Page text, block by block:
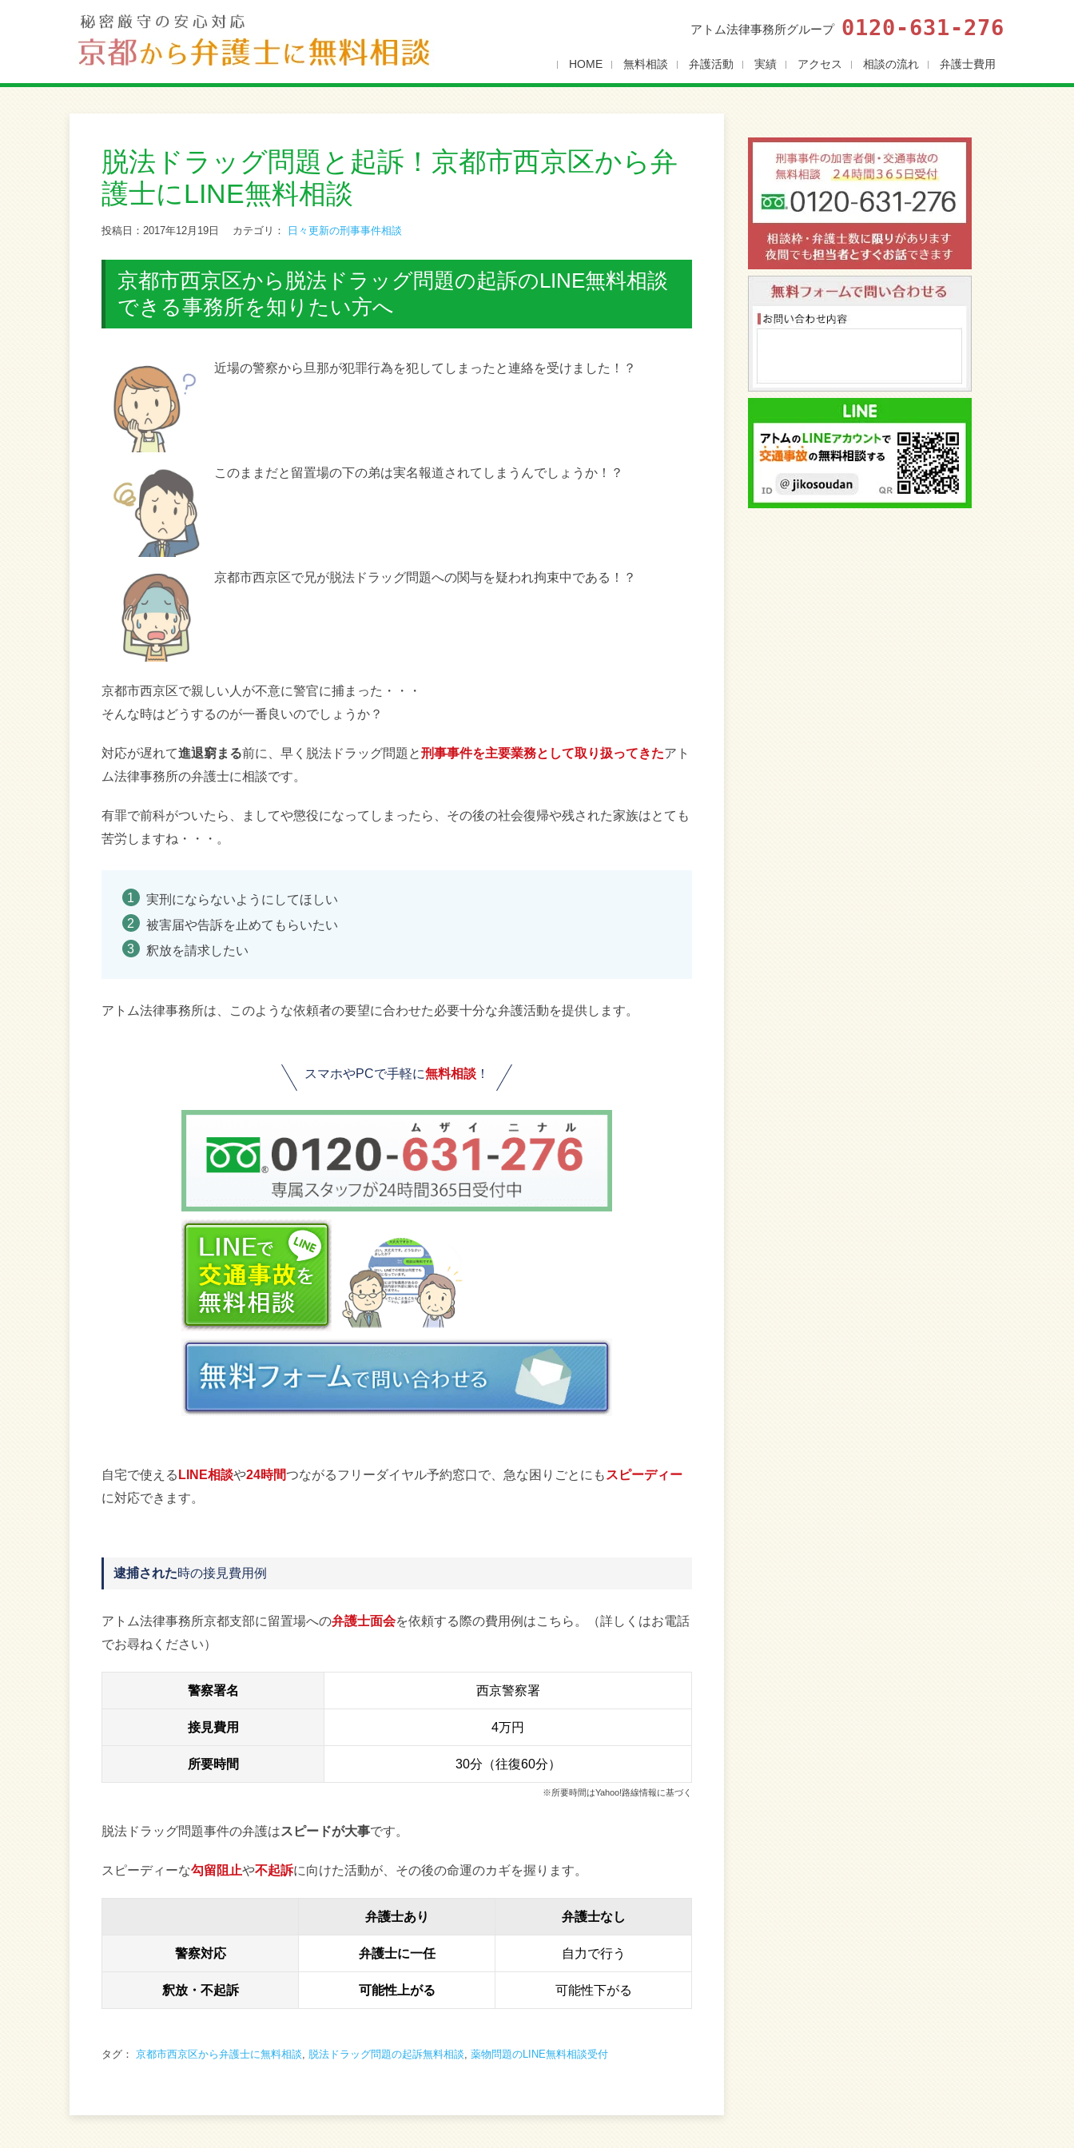
アトム法律事務所グループ 0120-631-276
HOME 無料相談 弁護活動 実績 アクセス 相談の流れ 弁護士費用
脱法ドラッグ問題と起訴！京都市西京区から弁
護士にLINE無料相談
投稿日：2017年12月19日 カテゴリ： 日々更新の刑事事件相談
京都市西京区から脱法ドラッグ問題の起訴のLINE無料相談
できる事務所を知りたい方へ
近場の警察から旦那が犯罪行為を犯してしまったと連絡を受けました！？
このままだと留置場の下の弟は実名報道されてしまうんでしょうか！？
京都市西京区で兄が脱法ドラッグ問題への関与を疑われ拘束中である！？
京都市西京区で親しい人が不意に警官に捕まった・・・
そんな時はどうするのが一番良いのでしょうか？
対応が遅れて進退窮まる前に、早く脱法ドラッグ問題と刑事事件を主要業務として取り扱ってきたアト
ム法律事務所の弁護士に相談です。
有罪で前科がついたら、ましてや懲役になってしまったら、その後の社会復帰や残された家族はとても
苦労しますね・・・。
実刑にならないようにしてほしい
被害届や告訴を止めてもらいたい
釈放を請求したい
アトム法律事務所は、このような依頼者の要望に合わせた必要十分な弁護活動を提供します。
スマホやPCで手軽に無料相談 ！
自宅で使えるLINE相談や24時間つながるフリーダイヤル予約窓口で、急な困りごとにも スピーディー
に対応できます。
逮捕された時の接見費用例
アトム法律事務所京都支部に留置場への弁護士面会を依頼する際の費用例はこちら。（詳しくはお電話
でお尋ねください）
警察署名 西京警察署
接見費用 4万円
所要時間 30分（往復60分）
※所要時間はYahoo!路線情報に基づく
脱法ドラッグ問題事件の弁護はスピードが大事です。
スピーディーな勾留阻止や不起訴に向けた活動が、その後の命運のカギを握ります。
弁護士あり 弁護士なし
警察対応 弁護士に一任 自力で行う
釈放・不起訴 可能性上がる 可能性下がる
タグ： 京都市西京区から弁護士に無料相談 脱法ドラッグ問題の起訴無料相談 薬物問題のLINE無料相談受付